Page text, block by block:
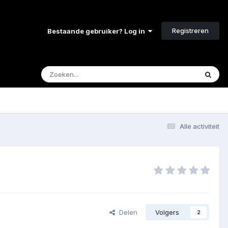
Bestaande gebruiker? Log in Registreren
Alle activiteit
Delen Volgers 2